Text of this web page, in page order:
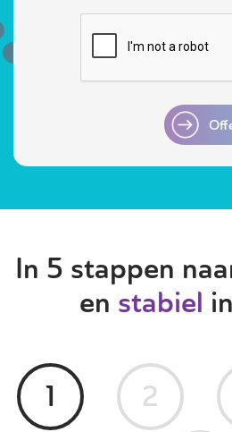
In 5 stappen
en stabiel
1 2